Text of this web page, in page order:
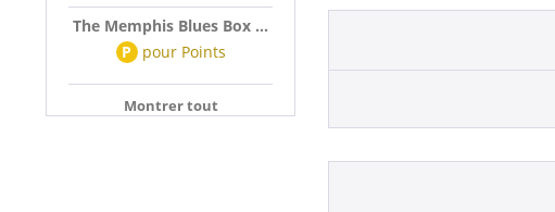
The Memphis Blues Box ...
P pour Points
Montrer tout